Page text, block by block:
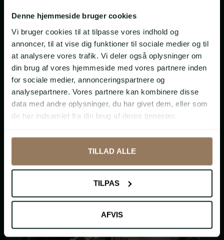
Denne hjemmeside bruger cookies
Vi bruger cookies til at tilpasse vores indhold og
annoncer, til at vise dig funktioner til sociale medier og til
at analysere vores trafik. Vi deler også oplysninger om
din brug af vores hjemmeside med vores partnere inden
for sociale medier, annonceringspartnere og
analysepartnere. Vores partnere kan kombinere disse
data med andre oplysninger, du har givet dem, eller som
de har indsamlet fra din brug af deres tjenester.
TILLAD ALLE
TILPAS
AFVIS
Køben­havner – Stor
potte inkl. underskål
Den Store Københavner – en
majestætisk, håndlavet potte i klassisk
design. Frostsikker og perfekt til store
planter både ude og inde.
4.708 kr. 10.398
VÆLG MULIGHEDER
OPMÆRKSOM PÅ AT
VI KUN LEVERER TIL
DISSE OMRÅDER:
6000 Kolding
6051 Almind
6052 Viuf
6064 Jordrup
6091 Bjert
6092 Sønder Stenderup
OK, DET ER FORSTÅET